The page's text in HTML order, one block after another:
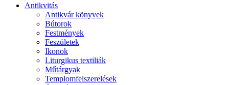
Antikvitás
Antikvár könyvek
Bútorok
Festmények
Feszületek
Ikonok
Liturgikus textiliák
Műtárgyak
Templomfelszerelések